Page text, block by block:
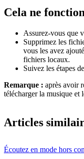
Cela ne
Assurez-vous que
Supprimez les
vous les avez
fichiers locaux.
Suivez les étapes de
Remarque : après avoir
télécharger la musique et
Articles
Écoutez en mode hors